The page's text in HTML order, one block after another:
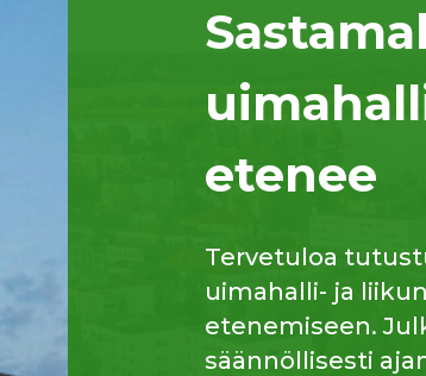
etenee
Tervetuloa
uimahalli- ja
etenemiseen.
säännöllisesti